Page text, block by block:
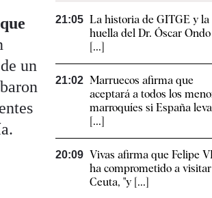
un
21:05 La historia de GITGE y la
huella del Dr. Óscar
[...]
21:02 Marruecos afirma que
aceptará a todos los
marroquíes si España
[...]
20:09 Vivas afirma que Felipe
ha comprometido a visitar
Ceuta, "y [...]